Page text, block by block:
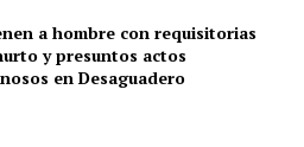
a hombre con requisitorias
y presuntos actos
en Desaguadero